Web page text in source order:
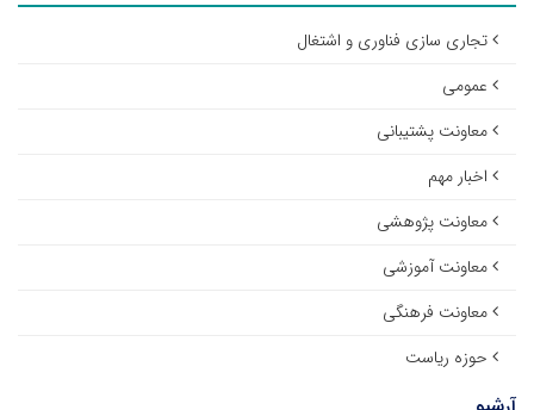
تجاری سازی فناوری و اشتغال
عمومی
معاونت پشتیبانی
اخبار مهم
معاونت پژوهشی
معاونت آموزشی
معاونت فرهنگی
حوزه ریاست